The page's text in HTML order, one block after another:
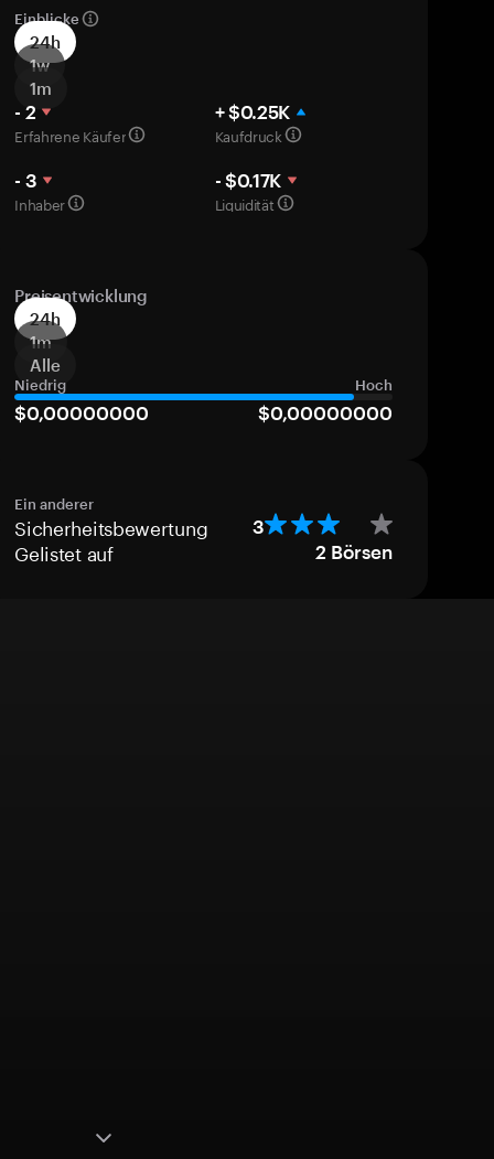
Einblicke
24h
1w
1m
- 2
Erfahrene Käufer
+ $0.25K
Kaufdruck
- 3
Inhaber
- $0.17K
Liquidität
Preisentwicklung
24h
1m
Alle
Niedrig Hoch
$0,00000000 $0,00000000
Ein anderer
Sicherheitsbewertung 3
Gelistet auf 2 Börsen